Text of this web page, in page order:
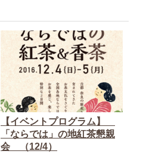
【イベントプログラム】
「ならでは」の地紅茶懇親
会 （12/4）